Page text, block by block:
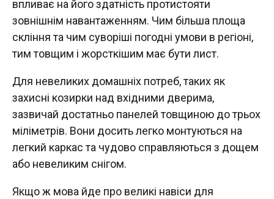
впливає на його здатність протистояти
зовнішнім навантаженням. Чим більша площа
скління та чим суворіші погодні умови в регіоні,
тим товщим і жорсткішим має бути лист.
Для невеликих домашніх потреб, таких як
захисні козирки над вхідними дверима,
зазвичай достатньо панелей товщиною до трьох
міліметрів. Вони досить легко монтуються на
легкий каркас та чудово справляються з дощем
або невеликим снігом.
Якщо ж мова йде про великі навіси для